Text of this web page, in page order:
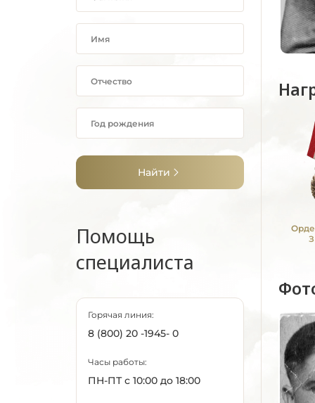
Найти
Помощь
специалиста
Горячая линия:
8 (800) 20 -1945- 0
Часы работы:
ПН-ПТ с 10:00 до 18:00